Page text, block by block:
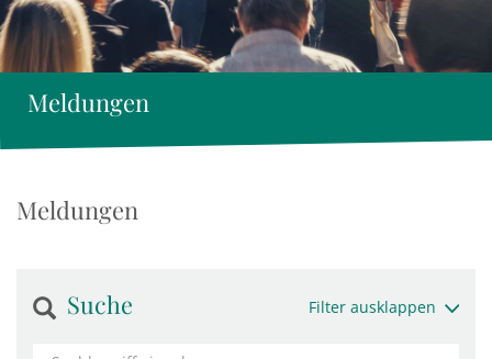
Meldungen
Meldungen
Suche Filter ausklappen